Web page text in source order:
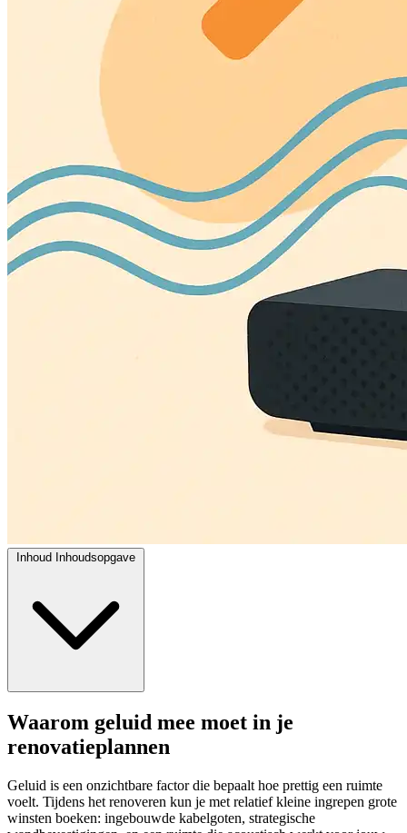
Inhoud Inhoudsopgave
Waarom geluid mee moet in je
renovatieplannen
Geluid is een onzichtbare factor die bepaalt hoe prettig een ruimte
voelt. Tijdens het renoveren kun je met relatief kleine ingrepen grote
winsten boeken: ingebouwde kabelgoten, strategische